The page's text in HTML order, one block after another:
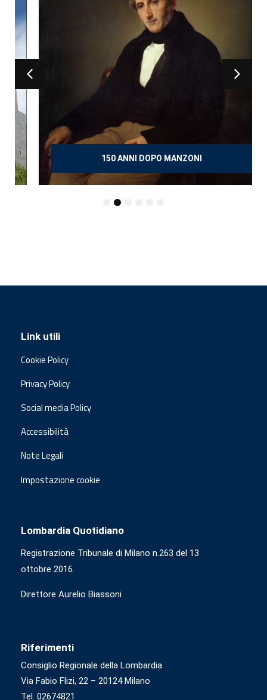
150 ANNI DOPO MANZONI
Link utili
Cookie Policy
Privacy Policy
Social media Policy
Accessibilità
Note Legali
Impostazione cookie
Lombardia Quotidiano
Registrazione Tribunale di Milano n.263 del 13
ottobre 2016.
Direttore Aurelio Biassoni
Riferimenti
Consiglio Regionale della Lombardia
Via Fabio Flizi, 22 – 20124 Milano
Tel. 02674821